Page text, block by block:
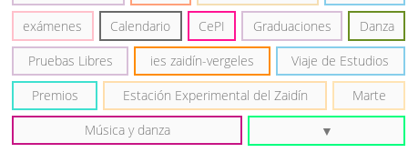
exámenes Calendario CePI Graduaciones Danza
Pruebas Libres ies zaidín-vergeles Viaje de Estudios
Premios Estación Experimental del Zaidín Marte
Música y danza